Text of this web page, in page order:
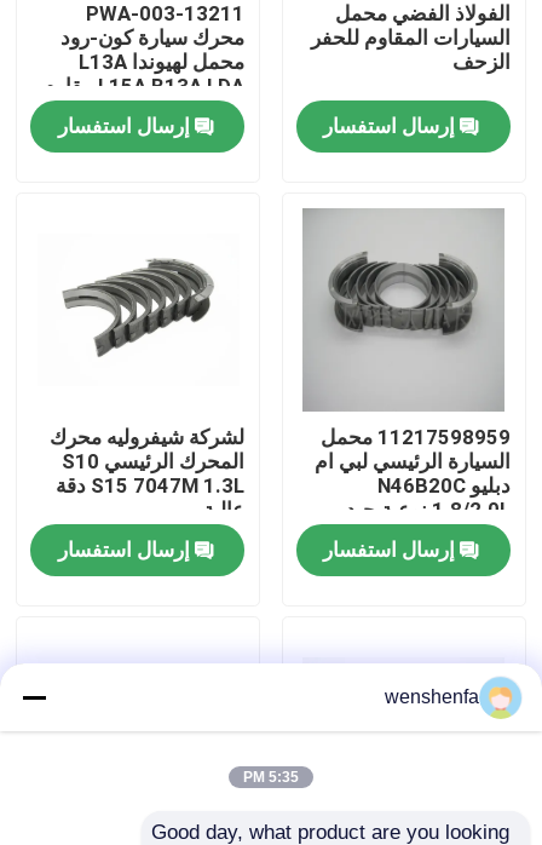
المنزل
فيديوهات
جولة في المصنع
مراقبة الجودة
أخبار
المحرك الرئيسي
الفولاذ الفضي محمل
السيارات المقاوم للحفر
الزحف
إرسال استفسار
13211-PWA-003
محرك سيارة كون-رود
محمل لهيوندا L13A
L15A B13A LDA مقاوم
للاستخدام
إرسال استفسار
11217598959 محمل
السيارة الرئيسي لبي ام
دبليو N46B20C
1.8/2.0L نوعية جيد
إرسال استفسار
لشركة شيفروليه محرك
المحرك الرئيسي S10
S15 7047M 1.3L دقة
عالية
إرسال استفسار
wenshenfa
5:35 PM
Good day, what product are you looking